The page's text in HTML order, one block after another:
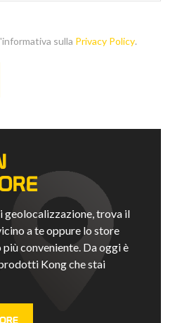
sulla Privacy Policy.
geolocalizzazione, trova il
a te oppure lo store
conveniente. Da oggi è
Kong che stai